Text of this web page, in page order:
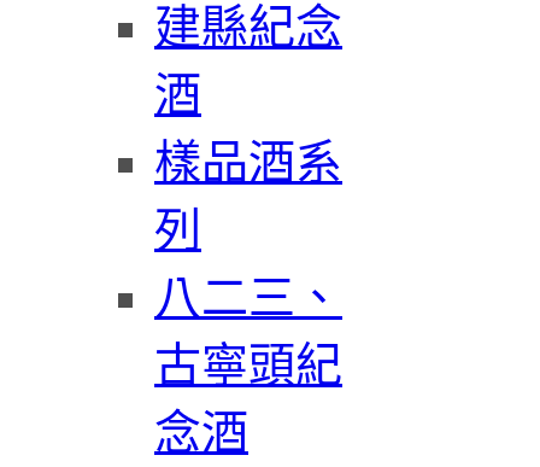
建縣紀念
酒
樣品酒系
列
八二三、
古寧頭紀
念酒